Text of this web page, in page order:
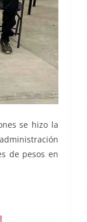
se hizo la
de pesos en